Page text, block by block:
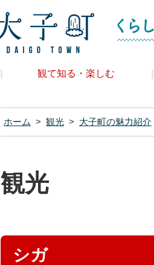
大子町ホー
観て知る・楽しむ
ホーム > 観光 > 大子町の魅力紹介
観光
シガ